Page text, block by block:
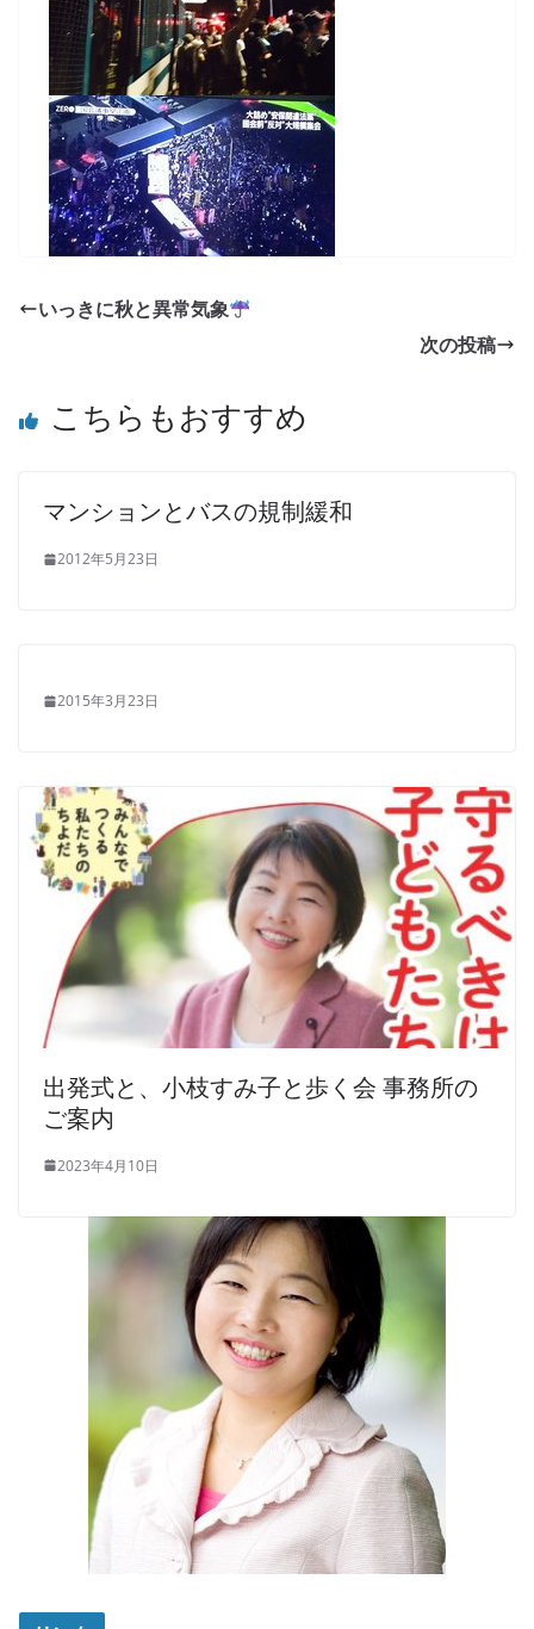
いっきに秋と異常気象
次の投稿
こちらもおすすめ
マンションとバスの規制緩和
2012年5月23日
2015年3月23日
出発式と、小枝すみ子と歩く会 事務所の
ご案内
2023年4月10日